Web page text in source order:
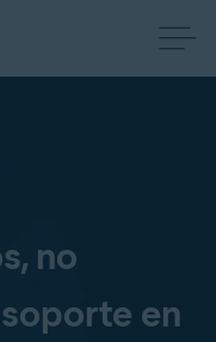
no
en